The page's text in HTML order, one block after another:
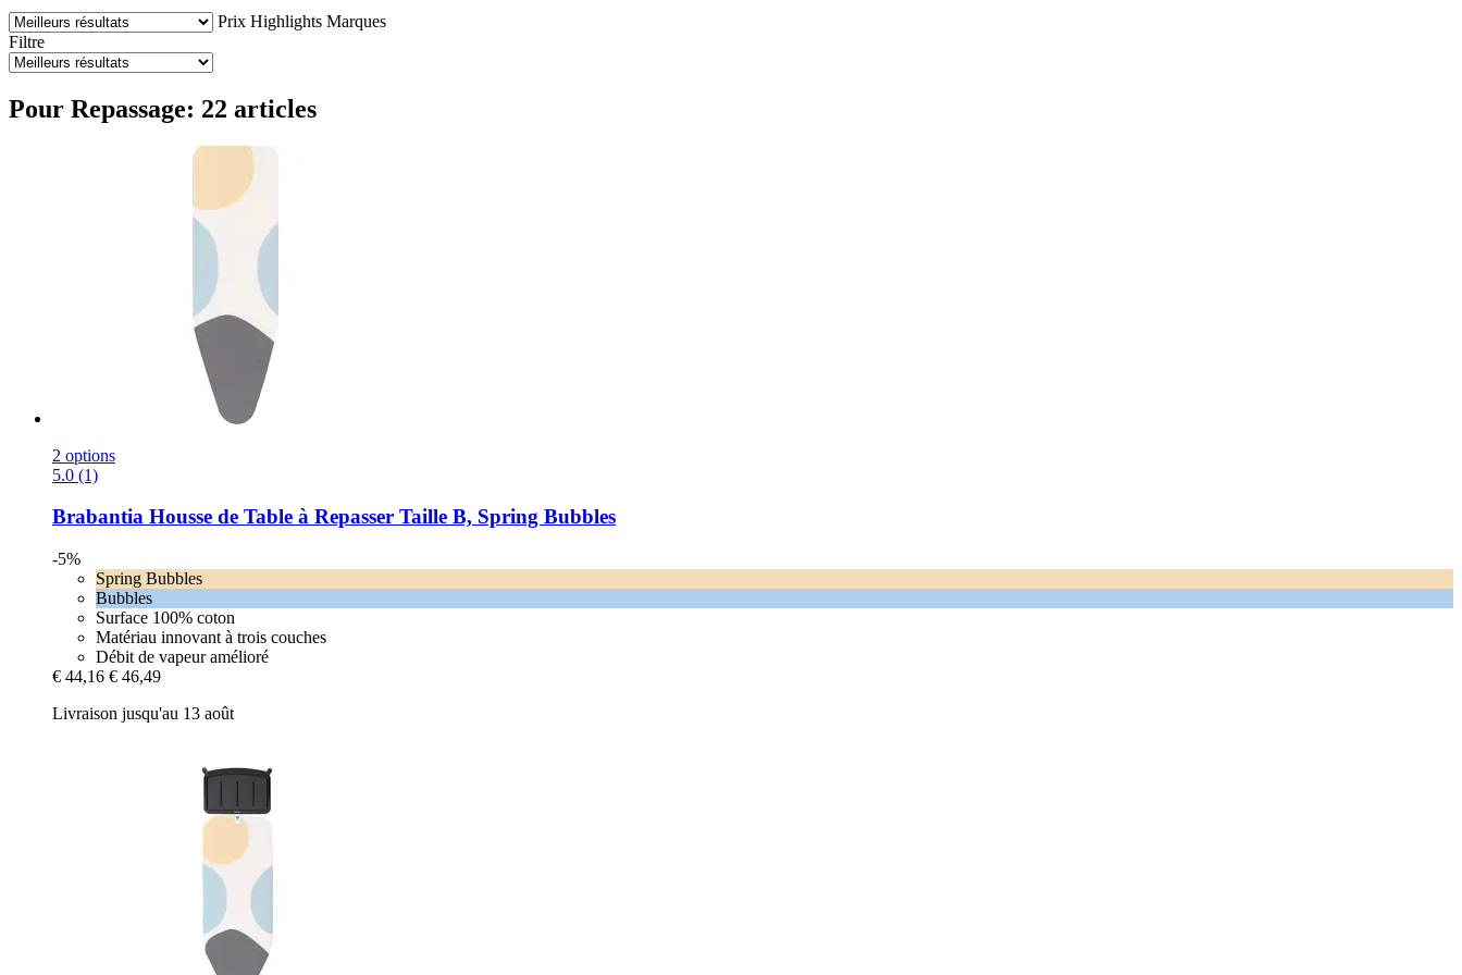
Prix Highlights Marques
Filtre
Pour Repassage: 22 articles
2 options
5.0 (1)
Brabantia Housse de Table à Repasser Taille B, Spring Bubbles
-5%
Spring Bubbles
Bubbles
Surface 100% coton
Matériau innovant à trois couches
Débit de vapeur amélioré
€ 44,16 € 46,49
Livraison jusqu'au 13 août